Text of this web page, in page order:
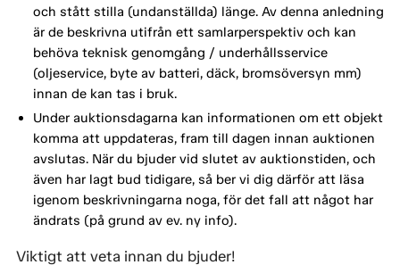
och stått stilla (undanställda) länge. Av denna anledning
är de beskrivna utifrån ett samlarperspektiv och kan
behöva teknisk genomgång / underhållsservice
(oljeservice, byte av batteri, däck, bromsöversyn mm)
innan de kan tas i bruk.
Under auktionsdagarna kan informationen om ett objekt
komma att uppdateras, fram till dagen innan auktionen
avslutas. När du bjuder vid slutet av auktionstiden, och
även har lagt bud tidigare, så ber vi dig därför att läsa
igenom beskrivningarna noga, för det fall att något har
ändrats (på grund av ev. ny info).
Viktigt att veta innan du bjuder!